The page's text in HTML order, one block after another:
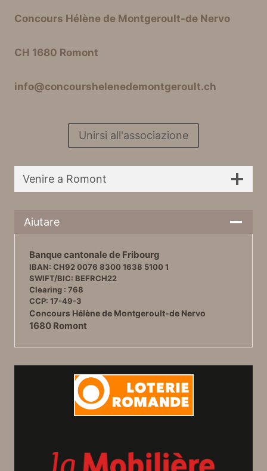
Concours Hélène de Montgeroult-de Nervo
CH 1680 Romont
info@concourshelenedemontgeroult.ch
Unirsi all'associazione
Venire a Romont
Aiutare
Banque cantonale de Fribourg
IBAN: CH92 0076 8300 1638 5100 1
SWIFT/BIC: BEFRCH22
Clearing : 768
CCP: 17-49-3
Concours Hélène de Montgeroult-de Nervo
1680 Romont